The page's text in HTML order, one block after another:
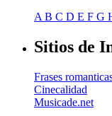
A B C D E F G
Sitios de
Frases
Cinecalidad
Musicade.net